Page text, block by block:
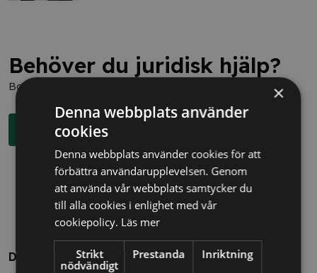
Behöver du juridisk hjälp?
Boka en kostnadsfri konsultation direkt via knappen nedan.
Boka rådgivning
Dela
×
Denna webbplats använder
cookies
Denna webbplats använder cookies för att
förbättra användarupplevelsen. Genom
att använda vår webbplats samtycker du
till alla cookies i enlighet med vår
cookiepolicy. Läs mer
Strikt
nödvändigt
Prestanda Inriktning